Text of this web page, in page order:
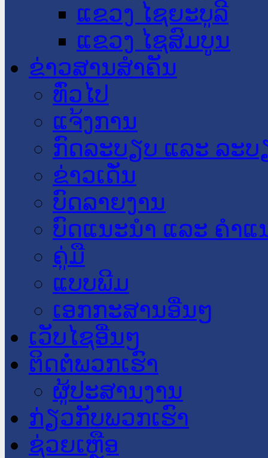
ແຂວງ ໄຊຍະບູລີ
ແຂວງ ໄຊສົມບູນ
ຂ່າວສານສໍາຄັນ
​ທົ່ວ​ໄປ
ແຈ້ງການ
ກົດລະບຽບ ແລະ ລະບ
ຂ່າວເດັ່ນ
ບົດລາຍງານ
ບົດແນະນໍາ ແລະ ຄໍາແ
ຄູ່ມື
ແບບພີມ
ເອກກະສານອື່ນໆ
ເວັບໄຊອື່ນໆ
ຕິດຕໍ່ພວກເຮົາ
ຜູ້ປະສານງານ
ກ່ຽວກັບພວກເຮົາ
ຊ່ວຍເຫຼືອ